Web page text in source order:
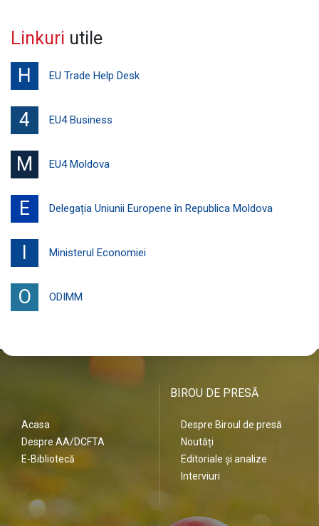
Linkuri utile
H EU Trade Help Desk
4 EU4 Business
M EU4 Moldova
E Delegația Uniunii Europene în Republica Moldova
I Ministerul Economiei
O ODIMM
Acasa
Despre AA/DCFTA
E-Bibliotecă
BIROU DE PRESĂ
Despre Biroul de presă
Noutăți
Editoriale și analize
Interviuri